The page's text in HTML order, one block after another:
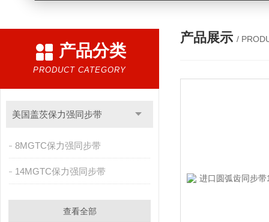
产品分类
PRODUCT CATEGORY
美国盖茨保力强同步带
8MGTC保力强同步带
14MGTC保力强同步带
查看全部
产品展示 /